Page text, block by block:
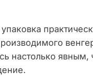
настолько